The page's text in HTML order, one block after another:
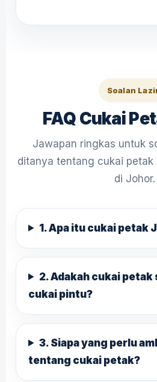
Soalan
FAQ Cukai
Jawapan ringkas untuk
ditanya tentang cukai petak
di Johor.
1. Apa itu cukai petak
2. Adakah cukai petak
cukai pintu?
3. Siapa yang perlu
tentang cukai petak?